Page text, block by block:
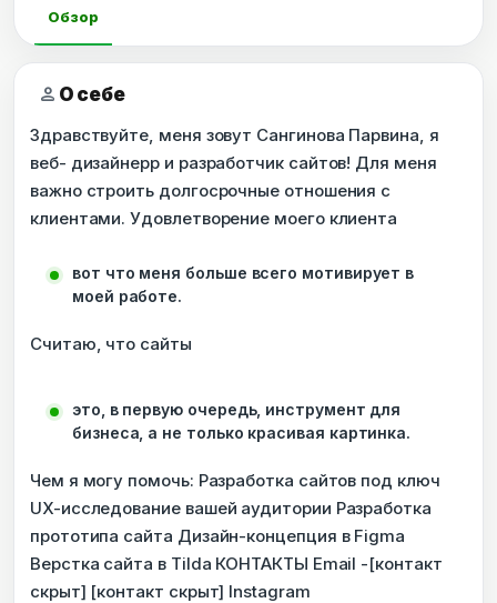
Обзор
person О себе
Здравствуйте, меня зовут Сангинова Парвина, я
веб- дизайнерр и разработчик сайтов! Для меня
важно строить долгосрочные отношения с
клиентами. Удовлетворение моего клиента
вот что меня больше всего мотивирует в
моей работе.
Считаю, что сайты
это, в первую очередь, инструмент для
бизнеса, а не только красивая картинка.
Чем я могу помочь: Разработка сайтов под ключ
UX-исследование вашей аудитории Разработка
прототипа сайта Дизайн-концепция в Figma
Верстка сайта в Tilda КОНТАКТЫ Email -[контакт
скрыт] [контакт скрыт] Instagram